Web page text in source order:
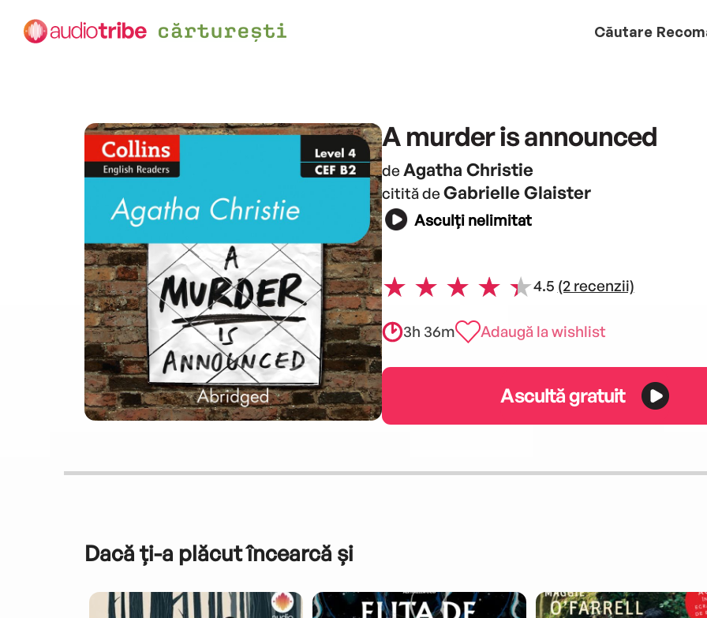
Căutare
A murder is announced
de Agatha Christie
citită de Gabrielle Glaister
Asculți nelimitat
4.5 (2 recenzii)
3h 36m Adaugă la wishlist
Ascultă gratuit
Dacă ți-a plăcut încearcă și